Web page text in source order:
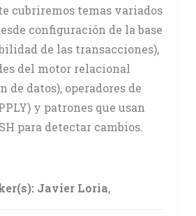
cubriremos temas variados
configuración de la base
de las transacciones),
del motor relacional
de datos), operadores de
y patrones que usan
para detectar cambios.
Javier Loria,